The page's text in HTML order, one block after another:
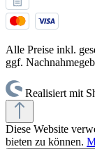
Alle Preise inkl.
ggf.
Realisiert mit
Diese Website
bieten zu können.